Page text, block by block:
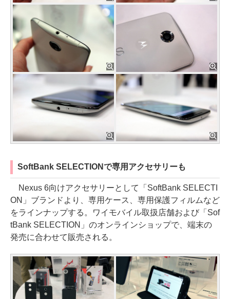
SoftBank SELECTIONで専用アクセサリーも
Nexus 6向けアクセサリーとして「SoftBank SELECTI
ON」ブランドより、専用ケース、専用保護フィルムなど
をラインナップする。ワイモバイル取扱店舗および「Sof
tBank SELECTION」のオンラインショップで、端末の
発売に合わせて販売される。